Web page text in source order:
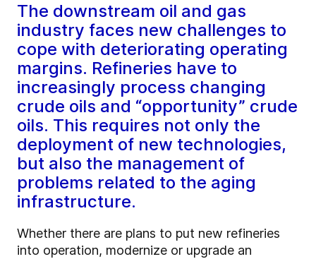
The downstream oil and gas
industry faces new challenges to
cope with deteriorating operating
margins. Refineries have to
increasingly process changing
crude oils and “opportunity” crude
oils. This requires not only the
deployment of new technologies,
but also the management of
problems related to the aging
infrastructure.
Whether there are plans to put new refineries
into operation, modernize or upgrade an